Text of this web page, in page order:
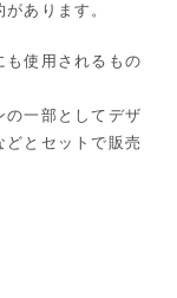
あります。
も使用されるもの
の一部としてデザ
とセットで販売